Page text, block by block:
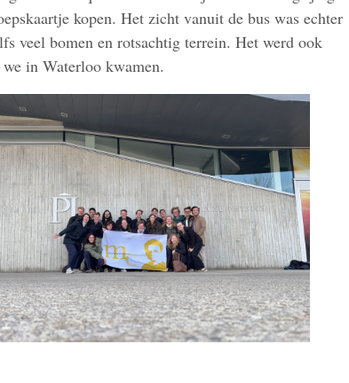
kopen. Het zicht vanuit de bus was echter
veel bomen en rotsachtig terrein. Het werd ook
in Waterloo kwamen.